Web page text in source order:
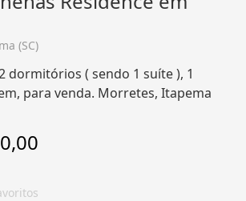
(SC)
dormitórios ( sendo 1 suíte ), 1
para venda. Morretes, Itapema